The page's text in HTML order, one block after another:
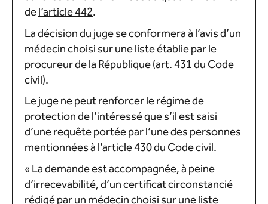
del’article 442.
La décision du juge se conformera à l’avis d’un
médecin choisi sur une liste établie par le
procureur de la République (art. 431du Code
civil).
Le juge ne peut renforcer le régime de
protection de l’intéressé que s’il est saisi
d’une requête portée par l’une des personnes
mentionnées à l’article 430 du Code civil.
« La demande est accompagnée, à peine
d’irrecevabilité, d’un certificat circonstancié
rédigé par un médecin choisi sur une liste